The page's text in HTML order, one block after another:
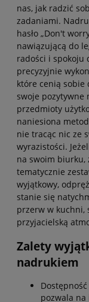
nas, jak radzić
zadaniami.
hasło „Don't
nawiązującą do
radości i spokoju
precyzyjnie
które cenią sobie
swoje pozytywne
przedmioty
naniesiona
nie tracąc nic ze
wyrazistości.
na swoim biurku,
tematycznie
wyjątkowy,
stanie się
przerw w kuchni,
przyjacielską
Zalety
nadrukiem
pozwala